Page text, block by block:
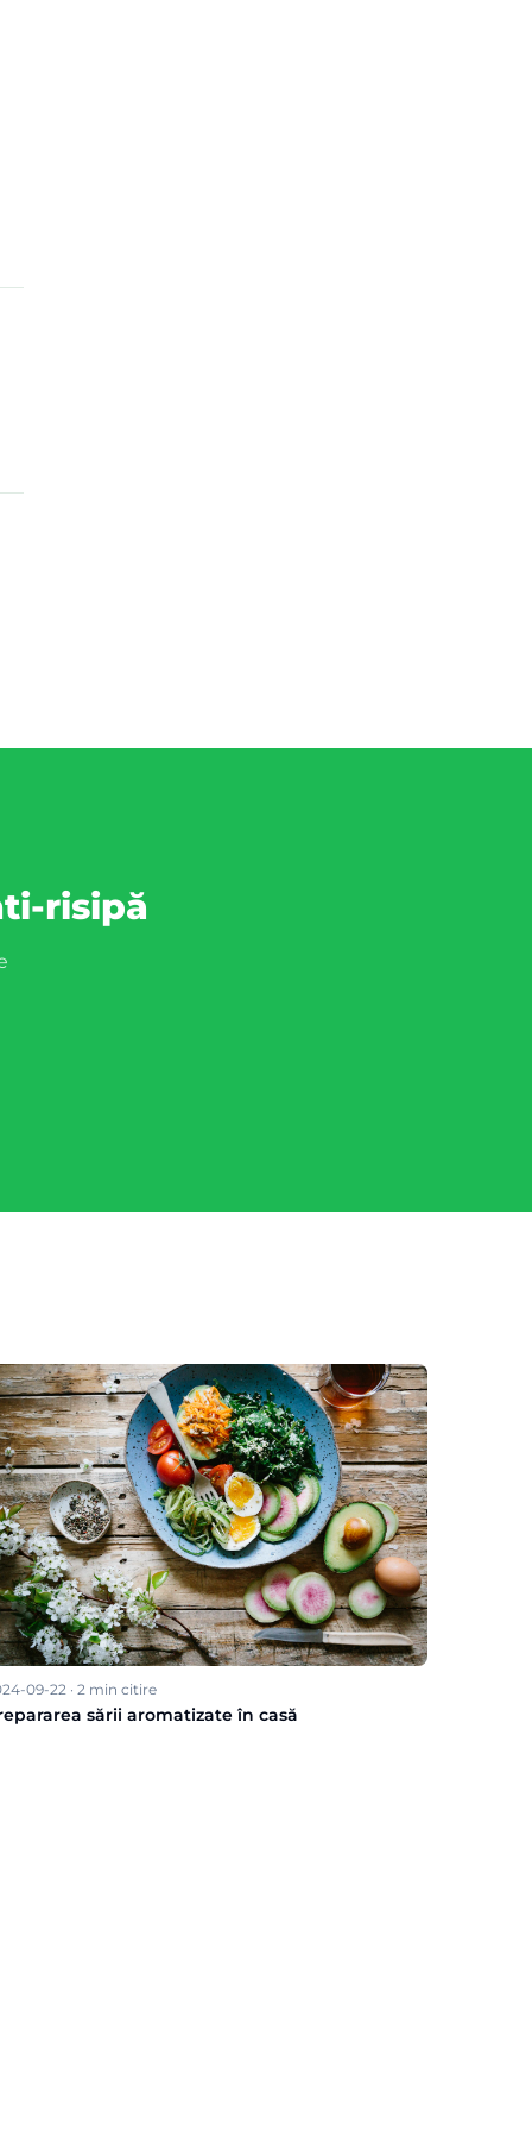
risipă
09-22· 2 min citire
sării aromatizate în casă